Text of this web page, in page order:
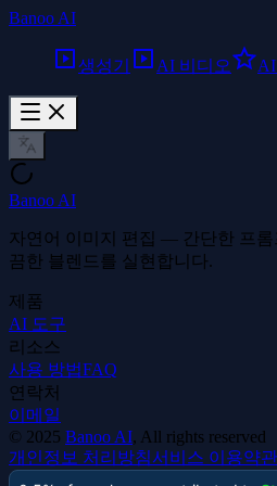
Banoo AI
생성기 AI 비디오
Banoo AI
자연어 이미지 편집 — 간단한 프
끔한 블렌드를 실현합니다.
제품
AI 도구
리소스
사용 방법FAQ
연락처
이메일
© 2025 Banoo AI, All rights reserved
개인정보 처리방침서비스 이용약관